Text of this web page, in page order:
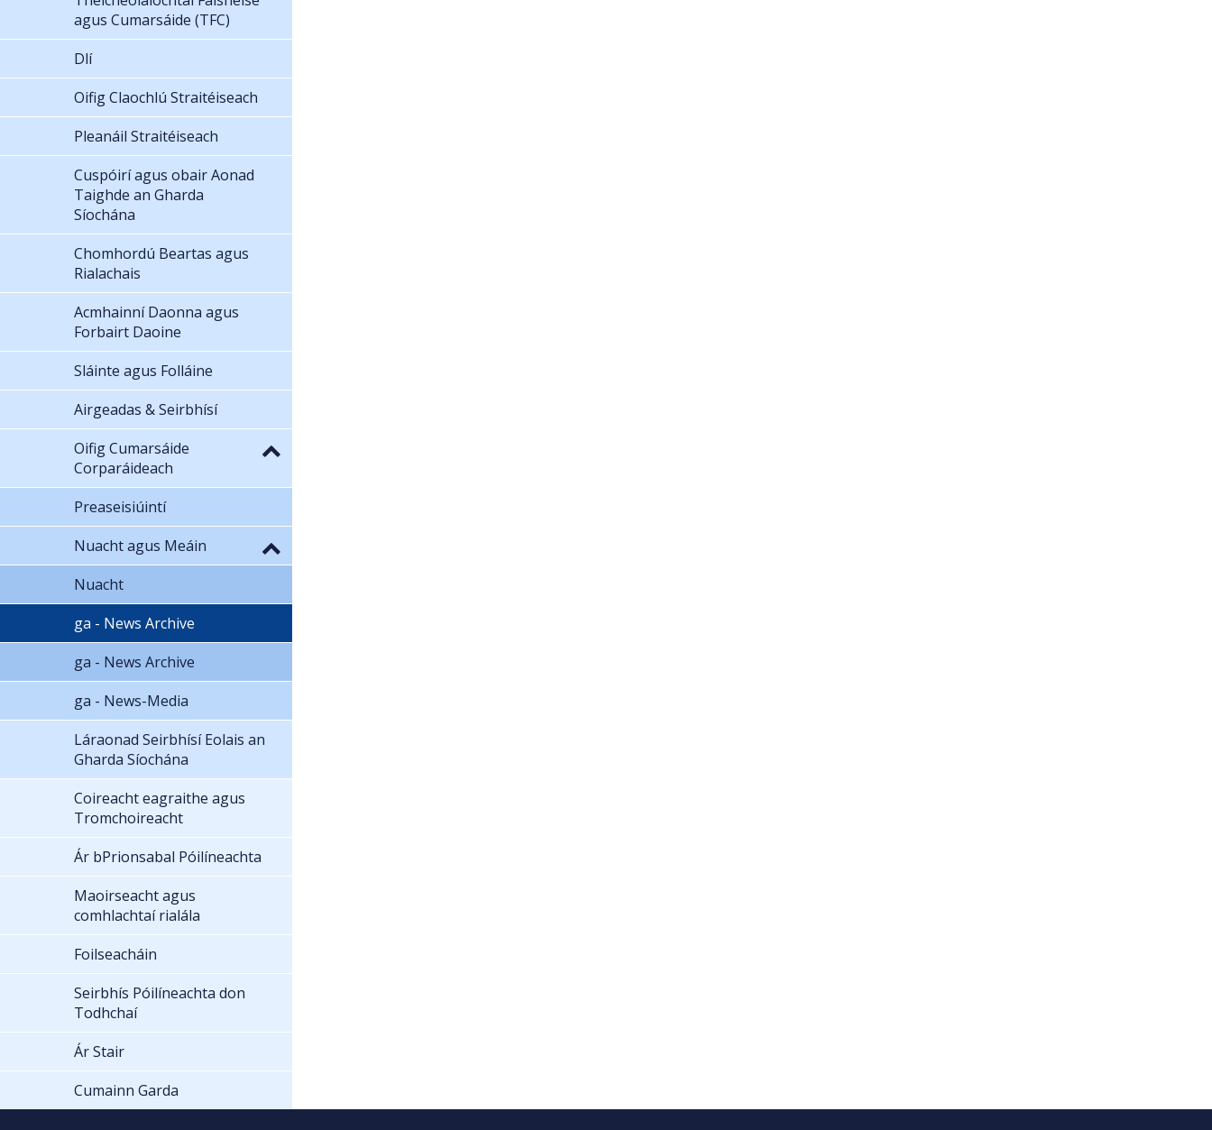
agus Cumarsáide (TFC)
Dlí
Oifig Claochlú Straitéiseach
Pleanáil Straitéiseach
Cuspóirí agus obair Aonad
Taighde an Gharda
Síochána
Chomhordú Beartas agus
Rialachais
Acmhainní Daonna agus
Forbairt Daoine
Sláinte agus Folláine
Airgeadas & Seirbhísí
Oifig Cumarsáide
Corparáideach
Preaseisiúintí
Nuacht agus Meáin
Nuacht
ga - News Archive
ga - News Archive
ga - News-Media
Láraonad Seirbhísí Eolais an
Gharda Síochána
Coireacht eagraithe agus
Tromchoireacht
Ár bPrionsabal Póilíneachta
Maoirseacht agus
comhlachtaí rialála
Foilseacháin
Seirbhís Póilíneachta don
Todhchaí
Ár Stair
Cumainn Garda